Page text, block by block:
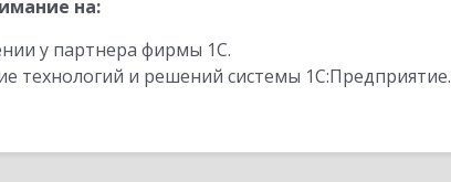
на:
у партнера фирмы 1С.
технологий и решений системы 1С:Предприятие.